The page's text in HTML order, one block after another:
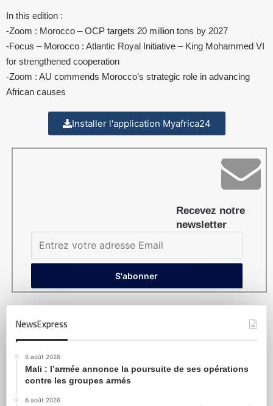
In this edition :
-Zoom : Morocco – OCP targets 20 million tons by 2027
-Focus – Morocco : Atlantic Royal Initiative – King Mohammed VI
for strengthened cooperation
-Zoom : AU commends Morocco’s strategic role in advancing
African causes
Installer l'application Myafrica24
Recevez notre
newsletter
NewsExpress
6 août 2026
Mali : l’armée annonce la poursuite de ses opérations
contre les groupes armés
6 août 2026